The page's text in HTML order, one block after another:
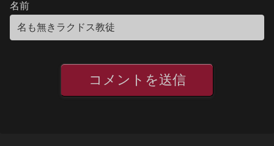
名前